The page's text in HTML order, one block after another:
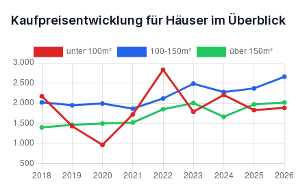
Kaufpreisentwicklung für Häuser im Überblick